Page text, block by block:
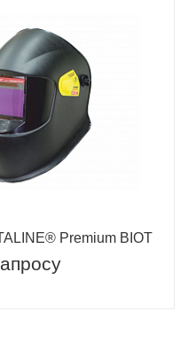
Premium BIOT